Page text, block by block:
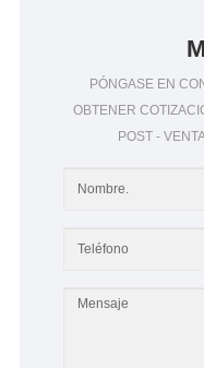
PÓNGASE EN
OBTENER
POST -